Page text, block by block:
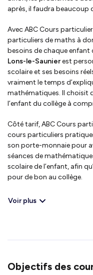
après, il faudra
Avec ABC Cours
particuliers de maths à
besoins de chaque enfant
Lons-le-Saunierest
scolaire et ses besoins
vraiment le temps
mathématiques. Il choisit
l’enfant du collège à
Côté tarif, ABC Cours
cours particuliers
son porte-monnaie pour
séances de
scolaire de l’enfant, afin
pour de bon au collège.
Voir plus
Objectifs des